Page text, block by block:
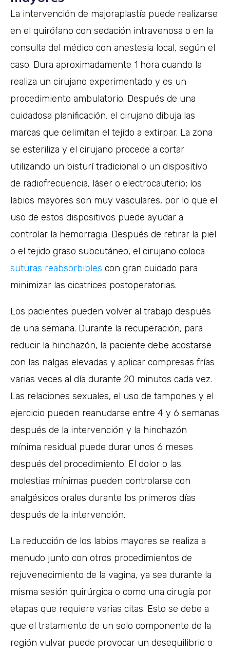
La intervención de majoraplastía puede realizarse
en el quirófano con sedación intravenosa o en la
consulta del médico con anestesia local, según el
caso. Dura aproximadamente 1 hora cuando la
realiza un cirujano experimentado y es un
procedimiento ambulatorio. Después de una
cuidadosa planificación, el cirujano dibuja las
marcas que delimitan el tejido a extirpar. La zona
se esteriliza y el cirujano procede a cortar
utilizando un bisturí tradicional o un dispositivo
de radiofrecuencia, láser o electrocauterio; los
labios mayores son muy vasculares, por lo que el
uso de estos dispositivos puede ayudar a
controlar la hemorragia. Después de retirar la piel
o el tejido graso subcutáneo, el cirujano coloca
suturas reabsorbibles con gran cuidado para
minimizar las cicatrices postoperatorias.
Los pacientes pueden volver al trabajo después
de una semana. Durante la recuperación, para
reducir la hinchazón, la paciente debe acostarse
con las nalgas elevadas y aplicar compresas frías
varias veces al día durante 20 minutos cada vez.
Las relaciones sexuales, el uso de tampones y el
ejercicio pueden reanudarse entre 4 y 6 semanas
después de la intervención y la hinchazón
mínima residual puede durar unos 6 meses
después del procedimiento. El dolor o las
molestias mínimas pueden controlarse con
analgésicos orales durante los primeros días
después de la intervención.
La reducción de los labios mayores se realiza a
menudo junto con otros procedimientos de
rejuvenecimiento de la vagina, ya sea durante la
misma sesión quirúrgica o como una cirugía por
etapas que requiere varias citas. Esto se debe a
que el tratamiento de un solo componente de la
región vulvar puede provocar un desequilibrio o